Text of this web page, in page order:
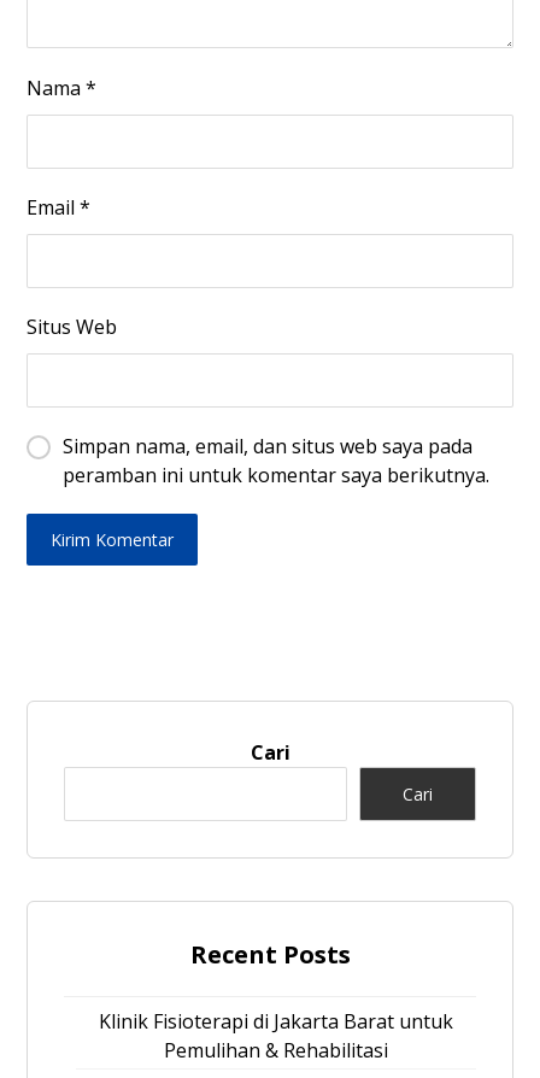
Nama*
Email*
Situs Web
Simpan nama, email, dan situs web saya pada
peramban ini untuk komentar saya berikutnya.
Cari
Cari
Recent Posts
Klinik Fisioterapi di Jakarta Barat untuk
Pemulihan & Rehabilitasi